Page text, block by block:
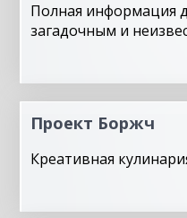
Полная информация
загадочным и
Проект Боржч
Креативная